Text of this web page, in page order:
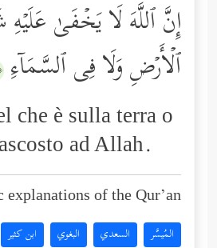
إِنَّ ٱللَّهَ لَا یَخۡفَىٰ
ٱلۡأَرۡضِ وَلَا فِی ٱلسَّمَاۤءِ
che è sulla terra o
ad Allah.
of the Qur’an:
المُيسَّر السعدي البغوي ابن كثير